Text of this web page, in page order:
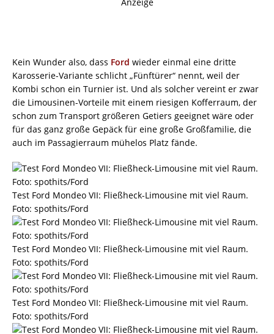
Kein Wunder also, dass Ford wieder einmal eine dritte
Karosserie-Variante schlicht „Fünftürer“ nennt, weil der
Kombi schon ein Turnier ist. Und als solcher vereint er zwar
die Limousinen-Vorteile mit einem riesigen Kofferraum, der
schon zum Transport größeren Getiers geeignet wäre oder
für das ganz große Gepäck für eine große Großfamilie, die
auch im Passagierraum mühelos Platz fände.
Test Ford Mondeo VII: Fließheck-Limousine mit viel Raum.
Foto: spothits/Ford
Test Ford Mondeo VII: Fließheck-Limousine mit viel Raum.
Foto: spothits/Ford
Test Ford Mondeo VII: Fließheck-Limousine mit viel Raum.
Foto: spothits/Ford